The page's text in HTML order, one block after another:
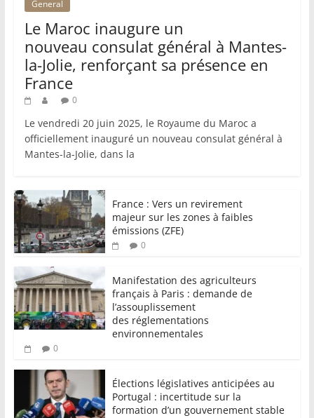
General
Le Maroc inaugure un
nouveau consulat général à Mantes-
la-Jolie, renforçant sa présence en
France
0
Le vendredi 20 juin 2025, le Royaume du Maroc a
officiellement inauguré un nouveau consulat général à
Mantes-la-Jolie, dans la
France : Vers un revirement
majeur sur les zones à faibles
émissions (ZFE)
0
Manifestation des agriculteurs
français à Paris : demande de
l’assouplissement
des réglementations
environnementales
0
Élections législatives anticipées au
Portugal : incertitude sur la
formation d’un gouvernement stable